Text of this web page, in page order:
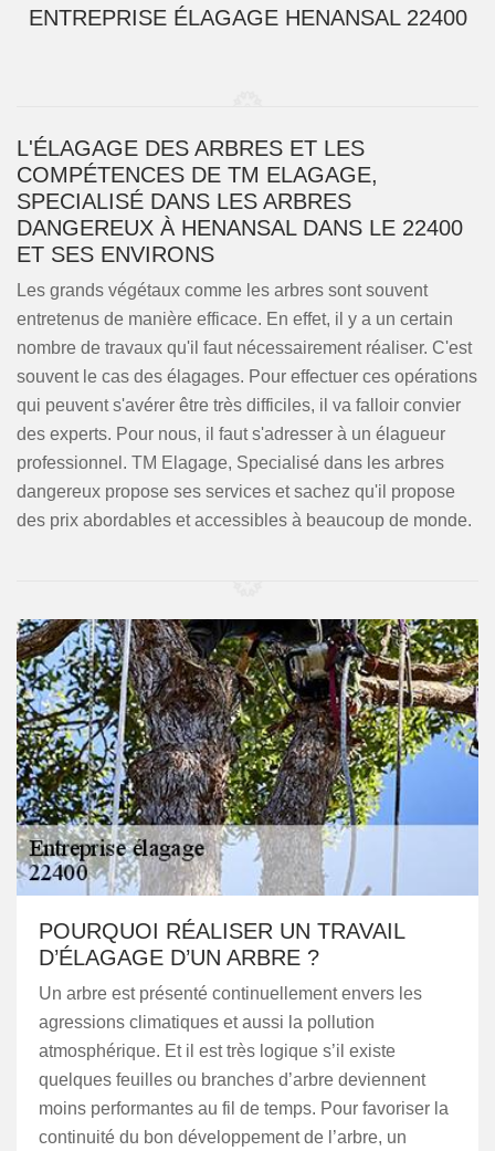
ENTREPRISE ÉLAGAGE HENANSAL 22400
L'ÉLAGAGE DES ARBRES ET LES
COMPÉTENCES DE TM ELAGAGE,
SPECIALISÉ DANS LES ARBRES
DANGEREUX À HENANSAL DANS LE 22400
ET SES ENVIRONS
Les grands végétaux comme les arbres sont souvent
entretenus de manière efficace. En effet, il y a un certain
nombre de travaux qu'il faut nécessairement réaliser. C'est
souvent le cas des élagages. Pour effectuer ces opérations
qui peuvent s'avérer être très difficiles, il va falloir convier
des experts. Pour nous, il faut s'adresser à un élagueur
professionnel. TM Elagage, Specialisé dans les arbres
dangereux propose ses services et sachez qu'il propose
des prix abordables et accessibles à beaucoup de monde.
POURQUOI RÉALISER UN TRAVAIL
D’ÉLAGAGE D’UN ARBRE ?
Un arbre est présenté continuellement envers les
agressions climatiques et aussi la pollution
atmosphérique. Et il est très logique s’il existe
quelques feuilles ou branches d’arbre deviennent
moins performantes au fil de temps. Pour favoriser la
continuité du bon développement de l’arbre, un